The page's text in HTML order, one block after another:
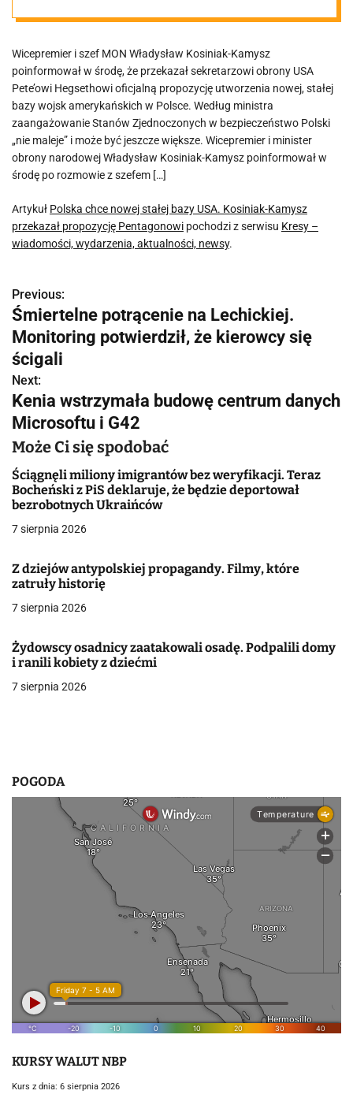
Kamysz
przekazał
propozycję
Pentagonowi
Wicepremier i szef MON Władysław Kosiniak-Kamysz
poinformował w środę, że przekazał sekretarzowi obrony USA
Pete’owi Hegsethowi oficjalną propozycję utworzenia nowej, stałej
bazy wojsk amerykańskich w Polsce. Według ministra
zaangażowanie Stanów Zjednoczonych w bezpieczeństwo Polski
„nie maleje” i może być jeszcze większe. Wicepremier i minister
obrony narodowej Władysław Kosiniak-Kamysz poinformował w
środę po rozmowie z szefem […]
Artykuł Polska chce nowej stałej bazy USA. Kosiniak-Kamysz
przekazał propozycję Pentagonowi pochodzi z serwisu Kresy –
wiadomości, wydarzenia, aktualności, newsy.
N
a
w
i
g
a
c
j
a
w
p
s
u
Previous:
Śmiertelne potrącenie na Lechickiej.
Monitoring potwierdził, że kierowcy się
ścigali
Next:
Kenia wstrzymała budowę centrum danych
Microsoftu i G42
Może Ci się spodobać
Ściągnęli miliony imigrantów bez weryfikacji. Teraz
Bocheński z PiS deklaruje, że będzie deportował
bezrobotnych Ukraińców
7 sierpnia 2026
Z dziejów antypolskiej propagandy. Filmy, które
zatruły historię
7 sierpnia 2026
Żydowscy osadnicy zaatakowali osadę. Podpalili domy
i ranili kobiety z dziećmi
7 sierpnia 2026
POGODA
KURSY WALUT NBP
Kurs z dnia: 6 sierpnia 2026